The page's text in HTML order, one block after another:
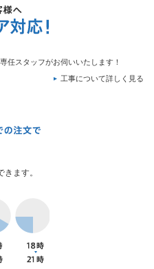
任スタッフがお伺いいたします！
工事について詳しく見る
ます。